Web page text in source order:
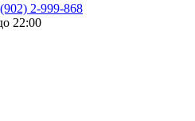
2-999-868
22:00